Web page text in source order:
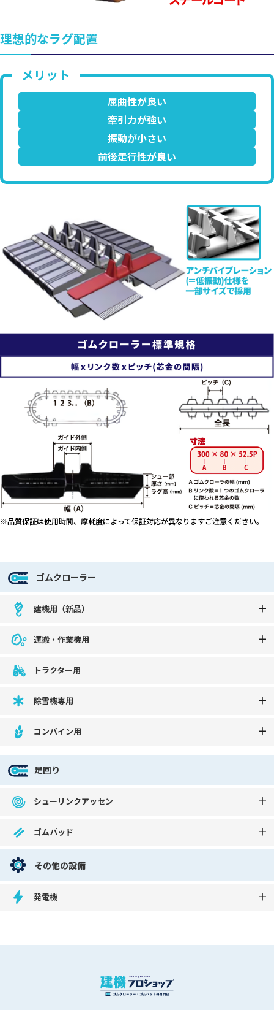
理想的なラグ配置
屈曲性が良い
牽引力が強い
振動が小さい
前後走行性が良い
※品質保証は使用時間、摩耗度によって保証対応が異なりますご注意ください。
ゴムクローラー
建機用（新品）
運搬・作業機用
トラクター用
除雪機専用
コンバイン用
足回り
シューリンクアッセン
ゴムパッド
その他の設備
発電機